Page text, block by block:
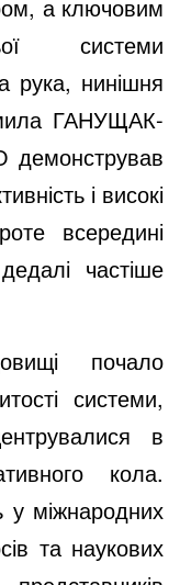
а ключовим
системи
рука, нинішня
ГАНУЩАК-
і високі
всередині
частіше
почало
системи,
в
кола.
у міжнародних
та наукових